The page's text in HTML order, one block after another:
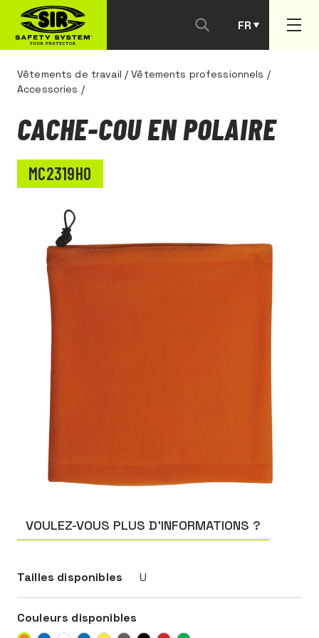
FR
PT
Vêtements de travail /Vêtements professionnels /
Accessories /
VOULEZ-VOUS PLUS D’INFORMATIONS ?
Tailles disponibles U
Couleurs disponibles
CACHE-COU EN POLAIRE
MC2319H0